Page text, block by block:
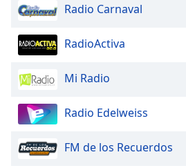
Radio Carnaval
RadioActiva
Mi Radio
Radio Edelweiss
FM de los Recuerdos